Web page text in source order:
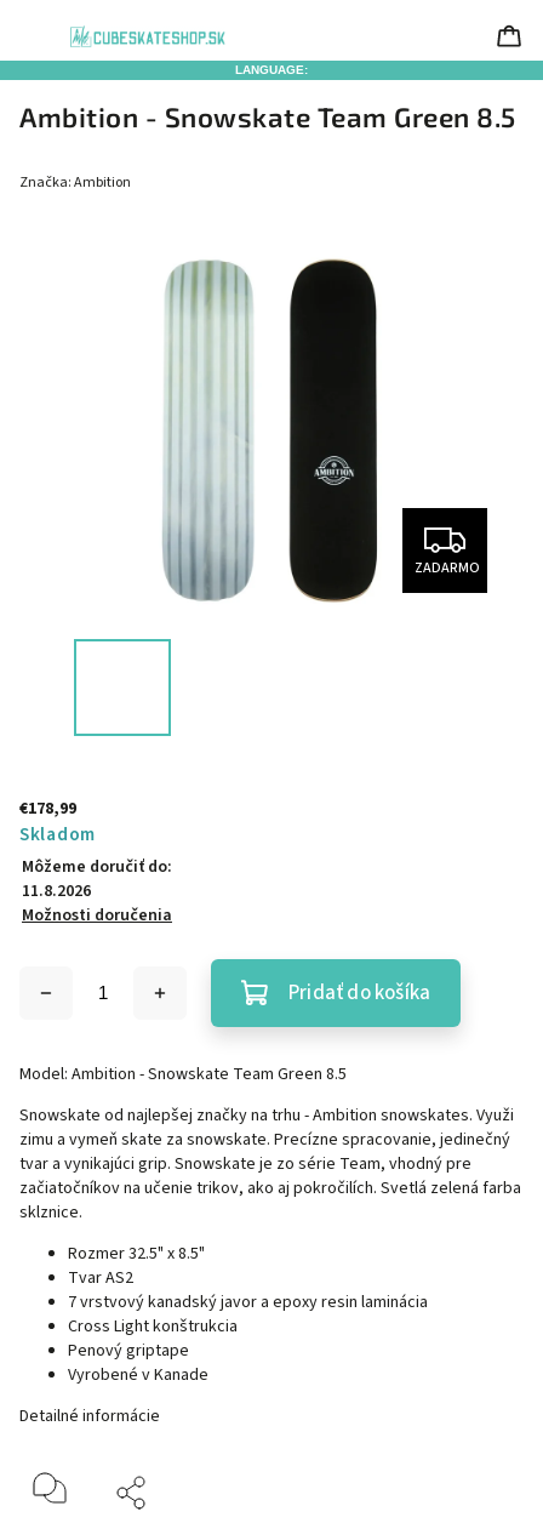
LANGUAGE:
Ambition - Snowskate Team Green 8.5
Značka:Ambition
ZADARMO
€178,99
Skladom
Môžeme doručiť do:
11.8.2026
Možnosti doručenia
Pridať do košíka
Model: Ambition - Snowskate Team Green 8.5
Snowskate od najlepšej značky na trhu - Ambition snowskates. Využi
zimu a vymeň skate za snowskate. Precízne spracovanie, jedinečný
tvar a vynikajúci grip. Snowskate je zo série Team, vhodný pre
začiatočníkov na učenie trikov, ako aj pokročilích. Svetlá zelená farba
sklznice.
Rozmer 32.5" x 8.5"
Tvar AS2
7 vrstvový kanadský javor a epoxy resin laminácia
Cross Light konštrukcia
Penový griptape
Vyrobené v Kanade
Detailné informácie